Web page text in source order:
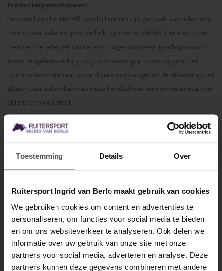
Toestemming Details Over
Ruitersport Ingrid van Berlo maakt gebruik van cookies
We gebruiken cookies om content en advertenties te
personaliseren, om functies voor social media te bieden
en om ons websiteverkeer te analyseren. Ook delen we
informatie over uw gebruik van onze site met onze
partners voor social media, adverteren en analyse. Deze
partners kunnen deze gegevens combineren met andere
Producteigenschappen:
Deze technische ANKY® handschoenen zijn gemaakt van ademend
meshmateriaal en stijlvol bedrukt synthetisch leder. Het elastische
mesh en het elastiek om de pols zorgen voor een goede pasvorm
en de teugelversterking zorgt voor meer grip op de teugels. Het
touchscreenmateriaal op de duim en wijsvinger en de afwerking met
glittermateriaal maken van deze handschoen een mooie eyecatcher
tijdens een wedstrijd.
Pasvorm:
en een verstelbare klittenbandsluiting.
Gebruik geen wasverzachter. Sluit de klittenband voor het wassen
en/of gebruik een aparte waszak. Droog de handschoenen na het
wassen liggend of hang ze op in een geventileerde ruimte. Ze
mogen niet in de droogtrommel.
MELD JE AAN VOOR
10% KORTING